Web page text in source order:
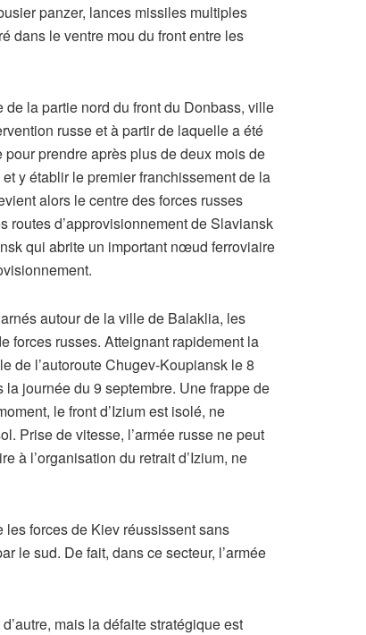
panzer, lances missiles multiples
dans le ventre mou du front entre les
la partie nord du front du Donbass, ville
russe et à partir de laquelle a été
prendre après plus de deux mois de
y établir le premier franchissement de la
alors le centre des forces russes
routes d’approvisionnement de Slaviansk
qui abrite un important nœud ferroviaire
autour de la ville de Balaklia, les
forces russes. Atteignant rapidement la
de l’autoroute Chugev-Koupiansk le 8
journée du 9 septembre. Une frappe de
le front d’Izium est isolé, ne
Prise de vitesse, l’armée russe ne peut
à l’organisation du retrait d’Izium, ne
les forces de Kiev réussissent sans
le sud. De fait, dans ce secteur, l’armée
mais la défaite stratégique est